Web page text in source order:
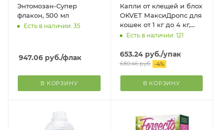
Энтомозан-Супер
флакон, 500 мл
Есть в наличии: 35
947.06 руб./флак
В КОРЗИНУ
Капли от клещей и блох
OKVET МаксиДропс для
кошек от 1 кг до 4 кг,
туба по 0,5 мл
Есть в наличии: 121
653.24руб./упак
680.46руб. -4%
В КОРЗИНУ